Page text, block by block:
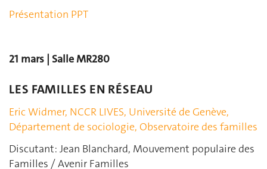
Présentation PPT
21 mars | Salle MR280
LES FAMILLES EN RÉSEAU
Eric Widmer, NCCR LIVES, Université de Genève,
Département de sociologie, Observatoire des familles
Discutant: Jean Blanchard, Mouvement populaire des
Familles / Avenir Familles